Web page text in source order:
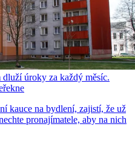
úroky za každý měsíc.
kauce na bydlení, zajistí, že už
pronajímatele, aby na nich